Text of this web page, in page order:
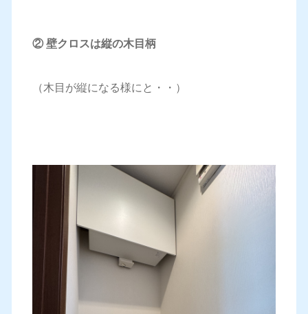
② 壁クロスは縦の木目柄
（木目が縦になる様にと・・）